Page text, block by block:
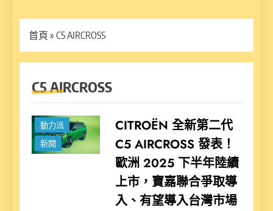
首頁 » C5 AIRCROSS
C5 AIRCROSS
動力派
新聞
CITROËN 全新第二代
C5 AIRCROSS 發表！
歐洲 2025 下半年陸續
上市，寶嘉聯合爭取導
入、有望導入台灣市場